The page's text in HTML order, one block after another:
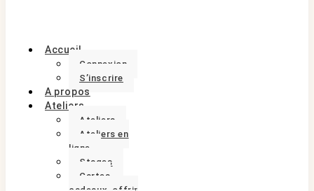
Accueil
Connexion
S’inscrire
A propos
Ateliers
Ateliers
Ateliers en
ligne
Stages
Cartes